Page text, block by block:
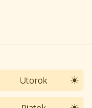
Utorok